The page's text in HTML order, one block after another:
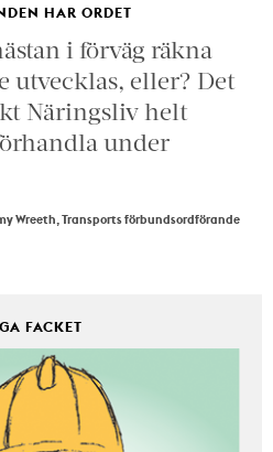
HAR ORDET
i förväg räkna
utvecklas, eller? Det
Näringsliv helt
under
Wreeth, Transports förbundsordförande
FACKET